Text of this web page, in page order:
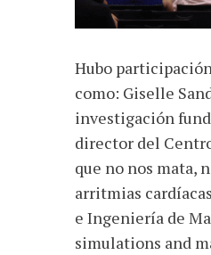
Hubo
como: Giselle
investigación
director del
que no nos mata,
arritmias
e Ingeniería de
simulations and